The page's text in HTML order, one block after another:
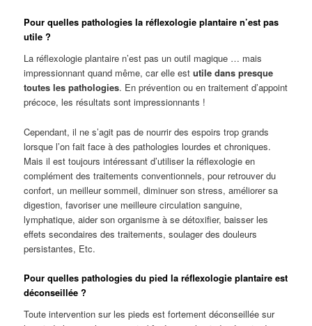
Pour quelles pathologies la réflexologie plantaire n’est pas
utile ?
La réflexologie plantaire n’est pas un outil magique … mais
impressionnant quand même, car elle estutile dans presque
toutes les pathologies. En prévention ou en traitement d’appoint
précoce, les résultats sont impressionnants !
Cependant, il ne s’agit pas de nourrir des espoirs trop grands
lorsque l’on fait face à des pathologies lourdes et chroniques.
Mais il est toujours intéressant d’utiliser la réflexologie en
complément des traitements conventionnels, pour retrouver du
confort, un meilleur sommeil, diminuer son stress, améliorer sa
digestion, favoriser une meilleure circulation sanguine,
lymphatique, aider son organisme à se détoxifier, baisser les
effets secondaires des traitements, soulager des douleurs
persistantes, Etc.
Pour quelles pathologies du pied la réflexologie plantaire est
déconseillée ?
Toute intervention sur les pieds est fortement déconseillée sur